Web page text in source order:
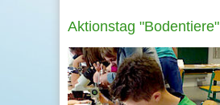
Aktionstag "Bodentiere"